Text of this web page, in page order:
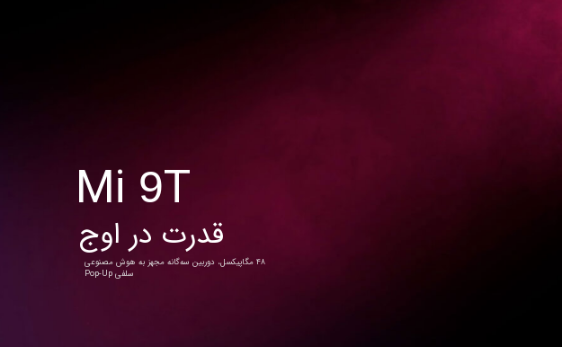
Mi 9T
قدرت در اوج
48 مگاپیکسل، دوربین سه‌گانه مجهز به هوش مصنوعی
سلفی Pop-Up